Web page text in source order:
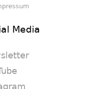
Media